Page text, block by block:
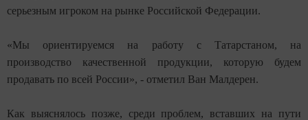
серьезным игроком на рынке Российской Федерации.
«Мы ориентируемся на работу с Татарстаном, на
производство качественной продукции, которую будем
продавать по всей России», - отметил Ван Малдерен.
Как выяснялось позже, среди проблем, вставших на пути